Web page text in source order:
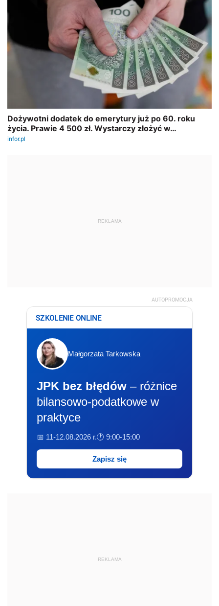
REKLAMA
AUTOPROMOCJA
SZKOLENIE ONLINE
Małgorzata Tarkowska
JPK bez błędów – różnice
bilansowo-podatkowe w
praktyce
📅 11-12.08.2026 r.🕐 9:00-15:00
Zapisz się
REKLAMA